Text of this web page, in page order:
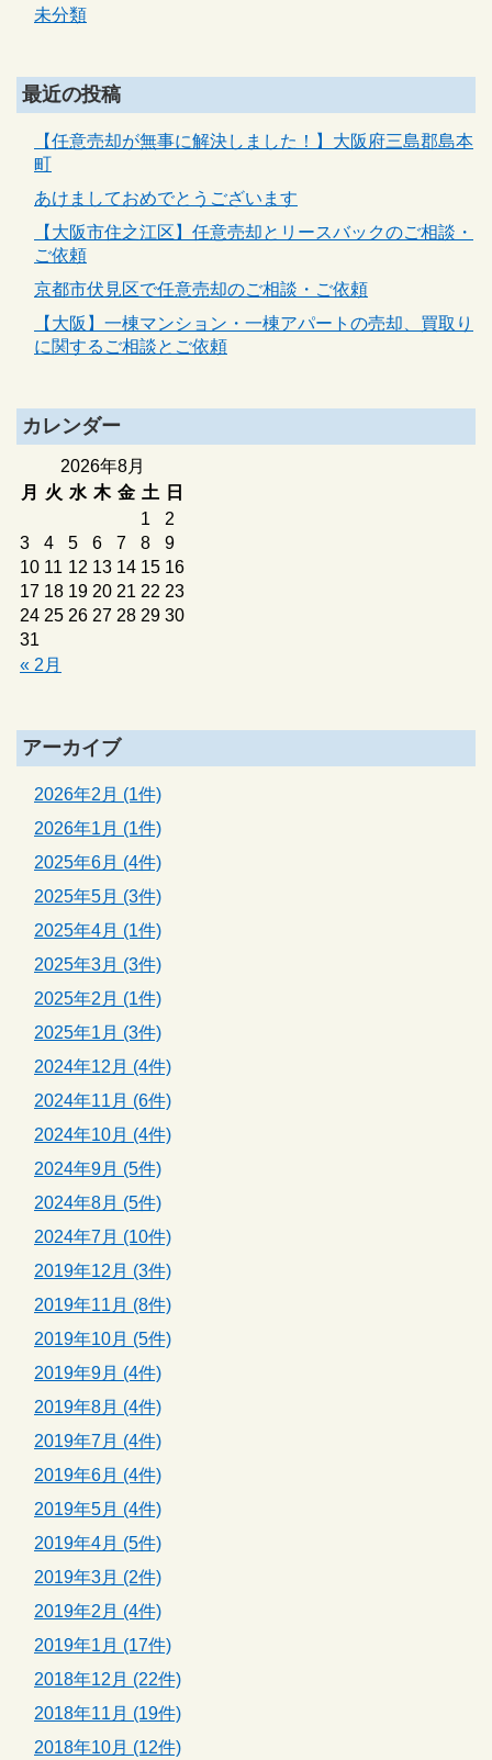
未分類
最近の投稿
【任意売却が無事に解決しました！】大阪府三島郡島本
町
あけましておめでとうございます
【大阪市住之江区】任意売却とリースバックのご相談・
ご依頼
京都市伏見区で任意売却のご相談・ご依頼
【大阪】一棟マンション・一棟アパートの売却、買取り
に関するご相談とご依頼
カレンダー
2026年8月
月
火 水 木 金 土 日
« 2月
1
2
3
4 5 6 7 8
9
10 11 12 13 14 15 16
17 18 19 20 21 22 23
24 25 26 27 28 29 30
31
アーカイブ
2026年2月 (1件)
2026年1月 (1件)
2025年6月 (4件)
2025年5月 (3件)
2025年4月 (1件)
2025年3月 (3件)
2025年2月 (1件)
2025年1月 (3件)
2024年12月 (4件)
2024年11月 (6件)
2024年10月 (4件)
2024年9月 (5件)
2024年8月 (5件)
2024年7月 (10件)
2019年12月 (3件)
2019年11月 (8件)
2019年10月 (5件)
2019年9月 (4件)
2019年8月 (4件)
2019年7月 (4件)
2019年6月 (4件)
2019年5月 (4件)
2019年4月 (5件)
2019年3月 (2件)
2019年2月 (4件)
2019年1月 (17件)
2018年12月 (22件)
2018年11月 (19件)
2018年10月 (12件)